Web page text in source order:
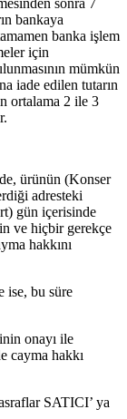
sonra 7
bankaya
banka işlem
için
mümkün
iade edilen tutarın
ortalama 2 ile 3
ürünün (Konser
adresteki
gün içerisinde
ve hiçbir gerekçe
hakkını
ise, bu süre
onayı ile
cayma hakkı
SATICI’ ya